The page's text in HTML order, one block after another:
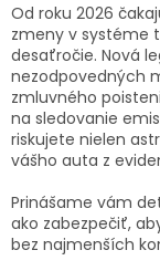
Od roku 2026
zmeny v systéme
desaťročie. Nová
nezodpovedných
zmluvného
na sledovanie
riskujete nielen
vášho auta z
Prinášame vám
ako zabezpečiť,
bez najmenších